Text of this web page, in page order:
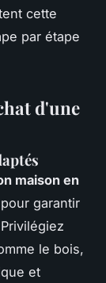
cette
par étape
d'une
maison en
garantir
le bois,
et